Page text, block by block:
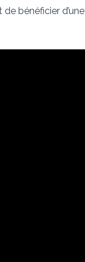
de bénéficier d’une